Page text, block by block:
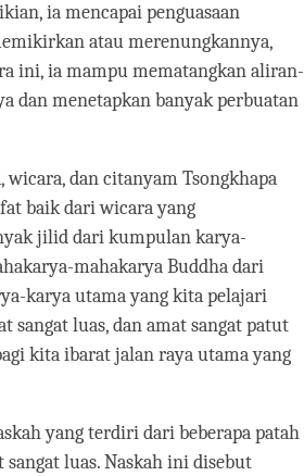
ia mencapai penguasaan
atau merenungkannya,
ini, ia mampu mematangkan aliran-
menetapkan banyak perbuatan
dan citanyam Tsongkhapa
baik dari wicara yang
jilid dari kumpulan karya-
mahakarya Buddha dari
karya utama yang kita pelajari
sangat luas, dan amat sangat patut
kita ibarat jalan raya utama yang
yang terdiri dari beberapa patah
luas. Naskah ini disebut